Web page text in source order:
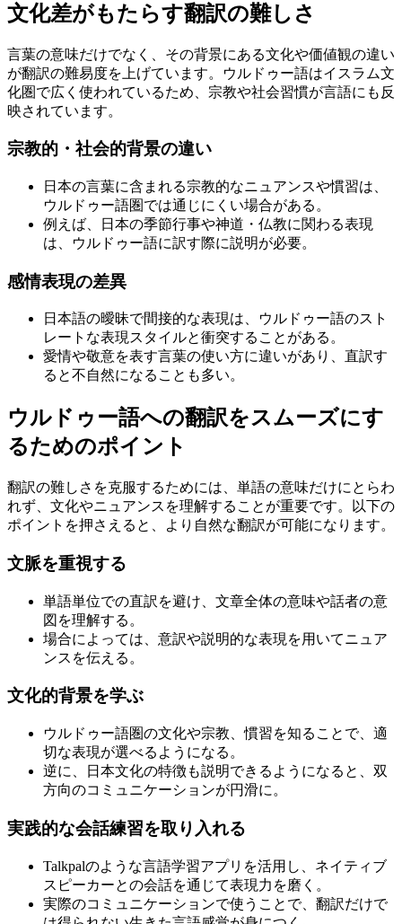
文化差がもたらす翻訳の難しさ
言葉の意味だけでなく、その背景にある文化や価値観の違い
が翻訳の難易度を上げています。ウルドゥー語はイスラム文
化圏で広く使われているため、宗教や社会習慣が言語にも反
映されています。
宗教的・社会的背景の違い
日本の言葉に含まれる宗教的なニュアンスや慣習は、
ウルドゥー語圏では通じにくい場合がある。
例えば、日本の季節行事や神道・仏教に関わる表現
は、ウルドゥー語に訳す際に説明が必要。
感情表現の差異
日本語の曖昧で間接的な表現は、ウルドゥー語のスト
レートな表現スタイルと衝突することがある。
愛情や敬意を表す言葉の使い方に違いがあり、直訳す
ると不自然になることも多い。
ウルドゥー語への翻訳をスムーズにす
るためのポイント
翻訳の難しさを克服するためには、単語の意味だけにとらわ
れず、文化やニュアンスを理解することが重要です。以下の
ポイントを押さえると、より自然な翻訳が可能になります。
文脈を重視する
単語単位での直訳を避け、文章全体の意味や話者の意
図を理解する。
場合によっては、意訳や説明的な表現を用いてニュア
ンスを伝える。
文化的背景を学ぶ
ウルドゥー語圏の文化や宗教、慣習を知ることで、適
切な表現が選べるようになる。
逆に、日本文化の特徴も説明できるようになると、双
方向のコミュニケーションが円滑に。
実践的な会話練習を取り入れる
Talkpalのような言語学習アプリを活用し、ネイティブ
スピーカーとの会話を通じて表現力を磨く。
実際のコミュニケーションで使うことで、翻訳だけで